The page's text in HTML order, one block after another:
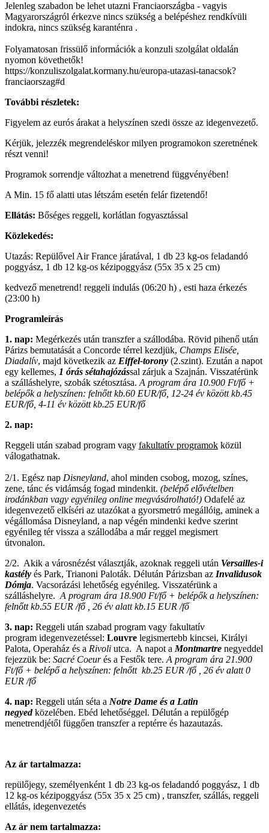
Jelenleg szabadon be lehet utazni Franciaországba - vagyis
Magyarországról érkezve nincs szükség a belépéshez rendkívüli
indokra, nincs szükség karanténra .
Folyamatosan frissülő információk a konzuli szolgálat oldalán
nyomon követhetők!
https://konzuliszolgalat.kormany.hu/europa-utazasi-tanacsok?
franciaorszag#d
További részletek:
Figyelem az eurós árakat a helyszínen szedi össze az idegenvezető.
Kérjük, jelezzék megrendeléskor milyen programokon szeretnének
részt venni!
Programok sorrendje változhat a menetrend függvényében!
A Min. 15 fő alatti utas létszám esetén felár fizetendő!
Ellátás: Bőséges reggeli, korlátlan fogyasztással
Közlekedés:
Utazás: Repülővel Air France járatával, 1 db 23 kg-os feladandó
poggyász, 1 db 12 kg-os kézipoggyász (55x 35 x 25 cm)
kedvező menetrend! reggeli indulás (06:20 h) , esti haza érkezés
(23:00 h)
Programleírás
1. nap: Megérkezés után transzfer a szállodába. Rövid pihenő után
Párizs bemutatását a Concorde térrel kezdjük, Champs Elisée,
Diadalív, majd következik az Eiffel-torony (2.szint). Ezután a napot
egy kellemes, 1 órás sétahajózással zárjuk a Szajnán. Visszatérünk
a szálláshelyre, szobák szétosztása.A program ára 10.900 Ft/fő +
belépők a helyszínen: felnőtt kb.60 EUR/fő, 12-24 év között kb.45
EUR/fő, 4-11 év között kb.25 EUR/fő
2. nap:
Reggeli után szabad program vagy fakultatív programok közül
válogathatnak.
2/1. Egész nap Disneyland, ahol minden csobog, mozog, színes,
zene, tánc és vidámság fogad mindenkit. (belépő elővételben
irodánkban vagy egyénileg online megvásárolható!) Odafelé az
idegenvezető elkíséri az utazókat a gyorsmetró megállóig, aminek a
végállomása Disneyland, a nap végén mindenki kedve szerint
egyénileg tér vissza a szállodába a már reggel megismert
útvonalon.
2/2. Akik a városnézést választják, azoknak reggeli után Versailles-i
kastély és Park, Trianoni Paloták. Délután Párizsban az Invalidusok
Dómja. Vacsorázási lehetőség egyénileg. Visszatérünk a
szálláshelyre.A program ára 18.900 Ft/fő + belépők a helyszínen:
felnőtt kb.55 EUR /fő , 26 év alatt kb.15 EUR /fő
3. nap: Reggeli után szabad program vagy fakultatív
program idegenvezetéssel: Louvre legismertebb kincsei, Királyi
Palota, Operaház és a Rivoli utca. A napot aMontmartre negyeddel
fejezzük be: Sacré Coeurés a Festők tere.A program ára 21.900
Ft/fő + belépő a helyszínen: felnőtt kb.25 EUR /fő , 26 év alatt 0
EUR /fő
4. nap: Reggeli után séta a Notre Dame és a Latin
negyed közelében. Ebéd lehetőséggel. Délután a repülőgép
menetrendjétől függően transzfer a reptérre és hazautazás.
Az ár tartalmazza:
repülőjegy, személyenként 1 db 23 kg-os feladandó poggyász, 1 db
12 kg-os kézipoggyász (55x 35 x 25 cm) , transzfer, szállás, reggeli
ellátás, idegenvezetés
Az ár nem tartalmazza: